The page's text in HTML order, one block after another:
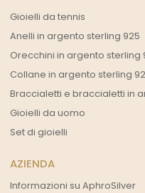
Gioielli da tennis
Anelli in argento sterling 925
Orecchini in argento sterling
Collane in argento sterling
Braccialetti e braccialetti in
Gioielli da uomo
Set di gioielli
AZIENDA
Informazioni su AphroSilver